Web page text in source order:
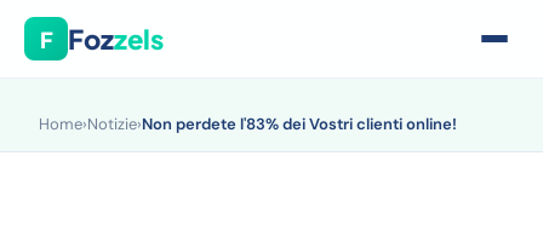
F Fozzels
Home›Notizie›Non perdete l'83% dei Vostri clienti online!